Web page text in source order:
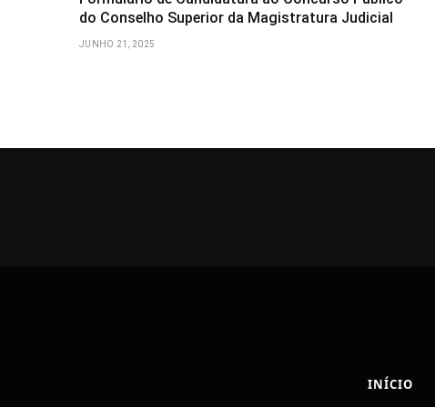
do Conselho Superior da Magistratura Judicial
JUNHO 21, 2025
INÍCIO